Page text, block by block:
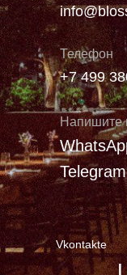
Напишите
Telegram
Телефон
+7 499
Vkontakte